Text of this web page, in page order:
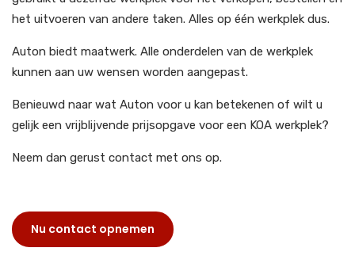
het uitvoeren van andere taken. Alles op één werkplek dus.
Auton biedt maatwerk. Alle onderdelen van de werkplek
kunnen aan uw wensen worden aangepast.
Benieuwd naar wat Auton voor u kan betekenen of wilt u
gelijk een vrijblijvende prijsopgave voor een KOA werkplek?
Neem dan gerust contact met ons op.
Nu contact opnemen